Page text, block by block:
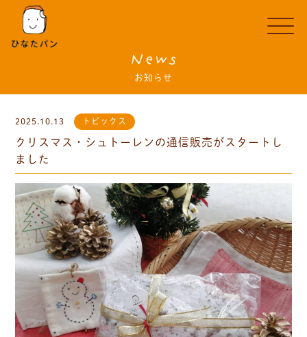
News
お知らせ
2025.10.13 トピックス
クリスマス・シュトーレンの通信販売がスタートし
ました